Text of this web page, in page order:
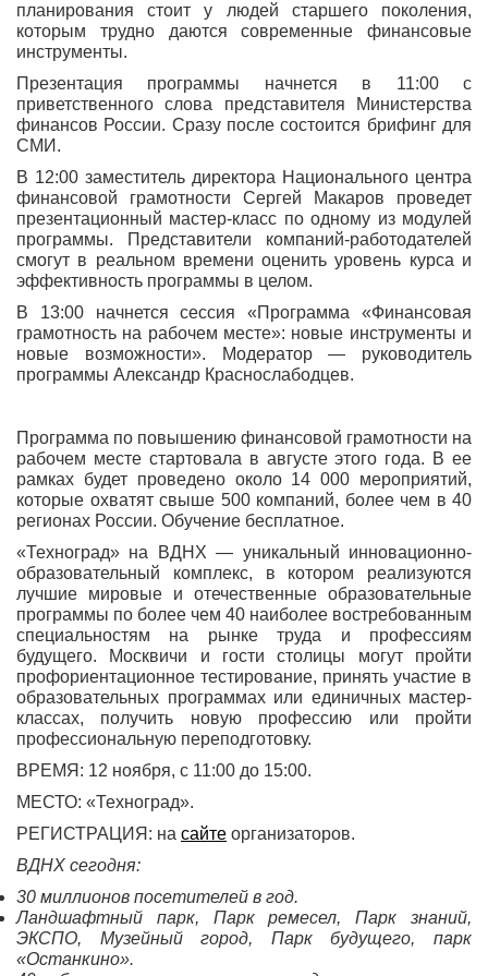
планирования стоит у людей старшего поколения,
которым трудно даются современные финансовые
инструменты.
Презентация программы начнется в 11:00 с
приветственного слова представителя Министерства
финансов России. Сразу после состоится брифинг для
СМИ.
В 12:00 заместитель директора Национального центра
финансовой грамотности Сергей Макаров проведет
презентационный мастер-класс по одному из модулей
программы. Представители компаний-работодателей
смогут в реальном времени оценить уровень курса и
эффективность программы в целом.
В 13:00 начнется сессия «Программа «Финансовая
грамотность на рабочем месте»: новые инструменты и
новые возможности». Модератор — руководитель
программы Александр Краснослабодцев.
Программа по повышению финансовой грамотности на
рабочем месте стартовала в августе этого года. В ее
рамках будет проведено около 14 000 мероприятий,
которые охватят свыше 500 компаний, более чем в 40
регионах России. Обучение бесплатное.
«Техноград» на ВДНХ — уникальный инновационно-
образовательный комплекс, в котором реализуются
лучшие мировые и отечественные образовательные
программы по более чем 40 наиболее востребованным
специальностям на рынке труда и профессиям
будущего. Москвичи и гости столицы могут пройти
профориентационное тестирование, принять участие в
образовательных программах или единичных мастер-
классах, получить новую профессию или пройти
профессиональную переподготовку.
ВРЕМЯ: 12 ноября, с 11:00 до 15:00.
МЕСТО: «Техноград».
РЕГИСТРАЦИЯ: на сайте организаторов.
ВДНХ сегодня:
30 миллионов посетителей в год.
Ландшафтный парк, Парк ремесел, Парк знаний,
ЭКСПО, Музейный город, Парк будущего, парк
«Останкино».